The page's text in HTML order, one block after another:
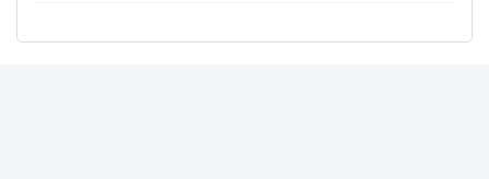
Фото на тарелке